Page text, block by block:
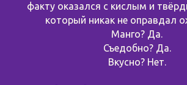
факту оказался с кислым и
который никак не оправдал
Манго? Да.
Съедобно? Да.
Вкусно? Нет.